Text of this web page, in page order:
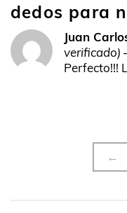
dedos para
Juan
verificado)
Perfecto!!!
←